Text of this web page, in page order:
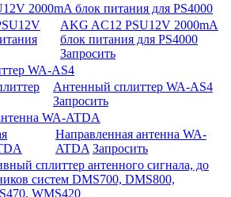
2000mA блок питания для PS4000
AKG AC12 PSU12V 2000mA
блок питания для PS4000
Запросить
WA-AS4
Антенный сплиттер WA-AS4
Запросить
WA-ATDA
Направленная антенна WA-
ATDA Запросить
сплиттер антенного сигнала, до
систем DMS700, DMS800,
WMS420